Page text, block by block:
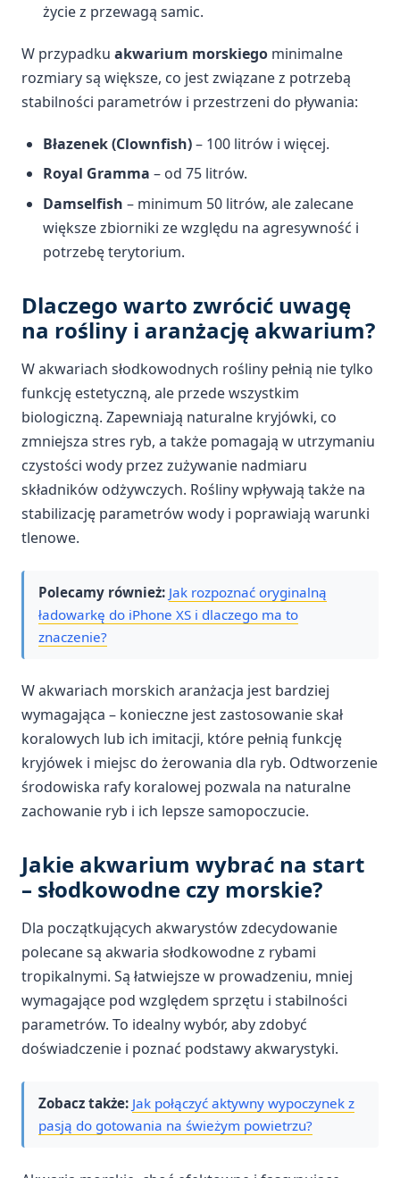
życie z przewagą samic.
W przypadku akwarium morskiego minimalne
rozmiary są większe, co jest związane z potrzebą
stabilności parametrów i przestrzeni do pływania:
Błazenek (Clownfish)– 100 litrów i więcej.
Royal Gramma – od 75 litrów.
Damselfish – minimum 50 litrów, ale zalecane
większe zbiorniki ze względu na agresywność i
potrzebę terytorium.
Dlaczego warto zwrócić uwagę
na rośliny i aranżację akwarium?
W akwariach słodkowodnych rośliny pełnią nie tylko
funkcję estetyczną, ale przede wszystkim
biologiczną. Zapewniają naturalne kryjówki, co
zmniejsza stres ryb, a także pomagają w utrzymaniu
czystości wody przez zużywanie nadmiaru
składników odżywczych. Rośliny wpływają także na
stabilizację parametrów wody i poprawiają warunki
tlenowe.
Polecamy również: Jak rozpoznać oryginalną
ładowarkę do iPhone XS i dlaczego ma to
znaczenie?
W akwariach morskich aranżacja jest bardziej
wymagająca – konieczne jest zastosowanie skał
koralowych lub ich imitacji, które pełnią funkcję
kryjówek i miejsc do żerowania dla ryb. Odtworzenie
środowiska rafy koralowej pozwala na naturalne
zachowanie ryb i ich lepsze samopoczucie.
Jakie akwarium wybrać na start
– słodkowodne czy morskie?
Dla początkujących akwarystów zdecydowanie
polecane są akwaria słodkowodne z rybami
tropikalnymi. Są łatwiejsze w prowadzeniu, mniej
wymagające pod względem sprzętu i stabilności
parametrów. To idealny wybór, aby zdobyć
doświadczenie i poznać podstawy akwarystyki.
Zobacz także: Jak połączyć aktywny wypoczynek z
pasją do gotowania na świeżym powietrzu?